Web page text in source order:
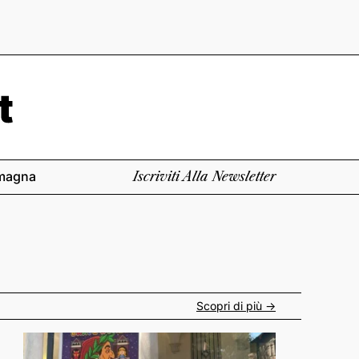
Iscriviti Alla Newsletter
Scopri di più ->